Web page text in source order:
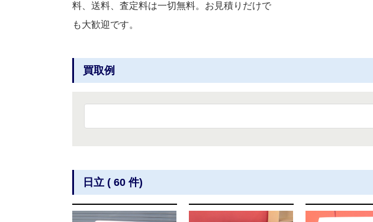
料、送料、査定料は一切無料。お見積りだけで
も大歓迎です。
買取例
日立 ( 60 件)